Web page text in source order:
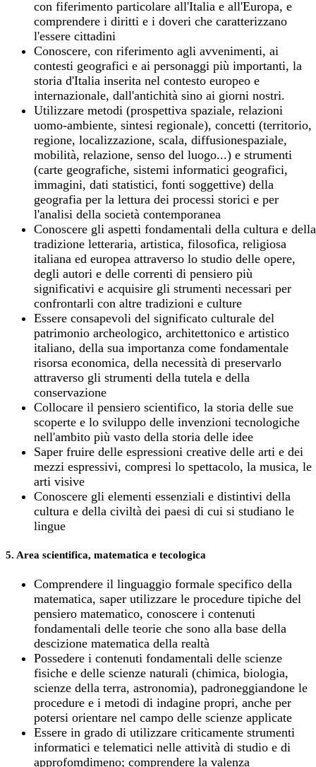
con fiferimento particolare all'Italia e all'Europa, e
comprendere i diritti e i doveri che caratterizzano
l'essere cittadini
Conoscere, con riferimento agli avvenimenti, ai
contesti geografici e ai personaggi più importanti, la
storia d'Italia inserita nel contesto europeo e
internazionale, dall'antichità sino ai giorni nostri.
Utilizzare metodi (prospettiva spaziale, relazioni
uomo-ambiente, sintesi regionale), concetti (territorio,
regione, localizzazione, scala, diffusionespaziale,
mobilità, relazione, senso del luogo...) e strumenti
(carte geografiche, sistemi informatici geografici,
immagini, dati statistici, fonti soggettive) della
geografia per la lettura dei processi storici e per
l'analisi della società contemporanea
Conoscere gli aspetti fondamentali della cultura e della
tradizione letteraria, artistica, filosofica, religiosa
italiana ed europea attraverso lo studio delle opere,
degli autori e delle correnti di pensiero più
significativi e acquisire gli strumenti necessari per
confrontarli con altre tradizioni e culture
Essere consapevoli del significato culturale del
patrimonio archeologico, architettonico e artistico
italiano, della sua importanza come fondamentale
risorsa economica, della necessità di preservarlo
attraverso gli strumenti della tutela e della
conservazione
Collocare il pensiero scientifico, la storia delle sue
scoperte e lo sviluppo delle invenzioni tecnologiche
nell'ambito più vasto della storia delle idee
Saper fruire delle espressioni creative delle arti e dei
mezzi espressivi, compresi lo spettacolo, la musica, le
arti visive
Conoscere gli elementi essenziali e distintivi della
cultura e della civiltà dei paesi di cui si studiano le
lingue
5. Area scientifica, matematica e tecologica
Comprendere il linguaggio formale specifico della
matematica, saper utilizzare le procedure tipiche del
pensiero matematico, conoscere i contenuti
fondamentali delle teorie che sono alla base della
descizione matematica della realtà
Possedere i contenuti fondamentali delle scienze
fisiche e delle scienze naturali (chimica, biologia,
scienze della terra, astronomia), padroneggiandone le
procedure e i metodi di indagine propri, anche per
potersi orientare nel campo delle scienze applicate
Essere in grado di utilizzare criticamente strumenti
informatici e telematici nelle attività di studio e di
approfomdimeno; comprendere la valenza